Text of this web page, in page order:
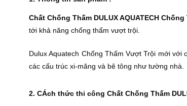
Chất Chống Thấm DULUX AQUATECH
tới khả năng chống thấm vượt trội.
Dulux Aquatech Chống Thấm Vượt Trội mới
các cấu trúc xi-măng và bê tông như tường nhà.
2. CÁch thức thi công Chất Chống Thấm